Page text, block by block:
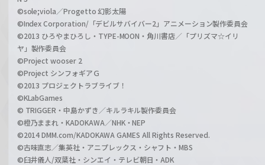
©sole;viola／Progetto 幻影太陽
©Index Corporation/「デビルサバイバー2」アニメーション製作委員会
©2013 ひろやまひろし・TYPE-MOON・角川書店／「プリズマ☆イリ
ヤ」製作委員会
©Project wooser 2
©Project シンフォギアＧ
©2013 プロジェクトラブライブ！
©KLabGames
© TRIGGER・中島かずき／キルラキル製作委員会
©橙乃ままれ・KADOKAWA／NHK・NEP
©2014 DMM.com/KADOKAWA GAMES All Rights Reserved.
©古味直志／集英社・アニプレックス・シャフト・MBS
©臼井儀人/双葉社・シンエイ・テレビ朝日・ADK